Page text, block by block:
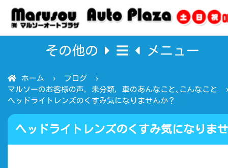
その他の メニュー
ホーム
ブログ
マルソーのお客様の声, 未分類, 車のあんなこと､こんなこと
ヘッドライトレンズのくすみ気になりませんか？
ヘッドライトレンズのくすみ気になりませ